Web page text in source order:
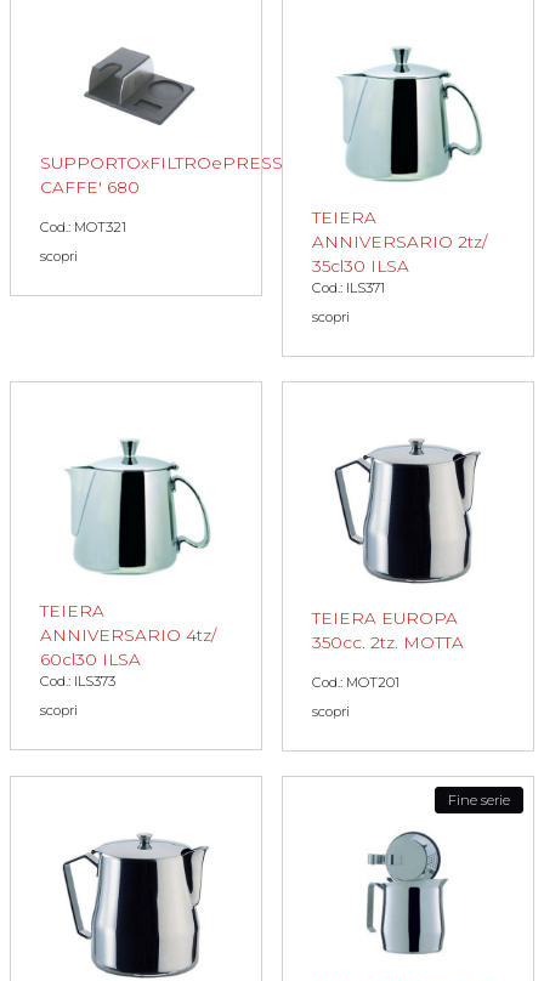
SUPPORTOxFILTROePRESSINO
CAFFE' 680
Cod.: MOT321
scopri
TEIERA
ANNIVERSARIO 2tz/
35cl30 ILSA
Cod.: ILS371
scopri
TEIERA
ANNIVERSARIO 4tz/
60cl30 ILSA
Cod.: ILS373
scopri
TEIERA EUROPA
350cc. 2tz. MOTTA
Cod.: MOT201
scopri
Fine serie